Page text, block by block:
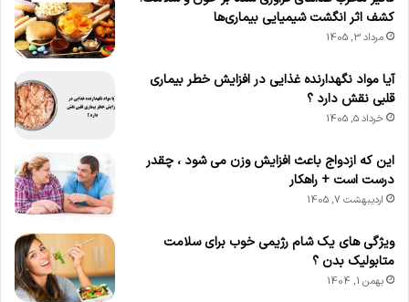
کشف اثر انگشت شیمیایی بیماری‌ها
مرداد 3, 1405
آیا مواد نگهدارنده غذایی در افزایش خطر بیماری
قلبی نقش دارد ؟
خرداد 5, 1405
این که ازدواج باعث افزایش وزن می‌ شود ، چقدر
درست است + راهکار
اردیبهشت 7, 1405
ویژگی های یک شام رژیمی خوب برای سلامت
متابولیک بدن ؟
بهمن 1, 1404